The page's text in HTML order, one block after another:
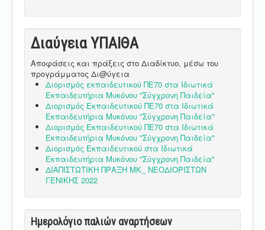
Διαύγεια ΥΠΑΙΘA
Αποφάσεις και πράξεις στο Διαδίκτυο, μέσω του
προγράμματος Δι@ύγεια
Διορισμός εκπαιδευτικού ΠΕ70 στα Ιδιωτικά
Εκπαιδευτήρια Μυκόνου "Σύγχρονη Παιδεία"
Διορισμός Εκπαιδευτικού ΠΕ70 στα Ιδιωτικά
Εκπαιδευτήρια Μυκόνου "Σύγχρονη Παιδεία"
Διορισμός Εκπαιδευτικού ΠΕ70 στα Ιδιωτικά
Εκπαιδευτήρια Μυκόνου "Σύγχρονη Παιδεία"
Διορισμός Εκπαιδευτικού στα Ιδιωτικά
Εκπαιδευτήρια Μυκόνου "Σύγχρονη Παιδεία"
ΔΙΑΠΙΣΤΩΤΙΚΗ ΠΡΑΞΗ ΜΚ_ ΝΕΟΔΙΟΡΙΣΤΩΝ
ΓΕΝΙΚΗΣ 2022
Ημερολόγιο παλιών αναρτήσεων